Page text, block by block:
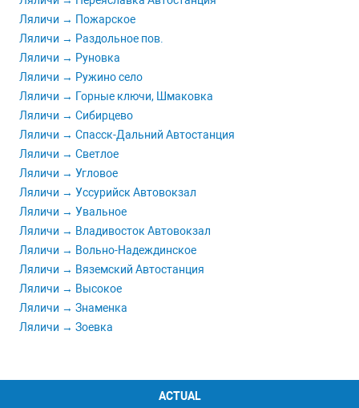
Ляличи → Пожарское
Ляличи → Раздольное пов.
Ляличи → Руновка
Ляличи → Ружино село
Ляличи → Горные ключи, Шмаковка
Ляличи → Сибирцево
Ляличи → Спасск-Дальний Автостанция
Ляличи → Светлое
Ляличи → Угловое
Ляличи → Уссурийск Автовокзал
Ляличи → Увальное
Ляличи → Владивосток Автовокзал
Ляличи → Вольно-Надеждинское
Ляличи → Вяземский Автостанция
Ляличи → Высокое
Ляличи → Знаменка
Ляличи → Зоевка
ACTUAL